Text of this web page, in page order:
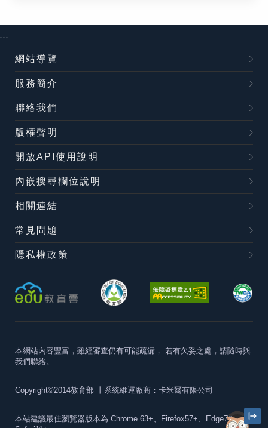
:::
網站導覽
服務簡介
聯絡我們
版權聲明
開放API使用說明
內嵌搜尋欄位說明
相關連結
常見問題
隱私權政策
本網站內容豐富，雖經審查仍有可能疏漏， 若有欠妥之處，請隨時與
我們聯絡。
Copyright©2014教育部 丨系統維運廠商：卡米爾有限公司
本站建議最佳瀏覽器版本為 Chrome 63+、Firefox57+、Edge79+及